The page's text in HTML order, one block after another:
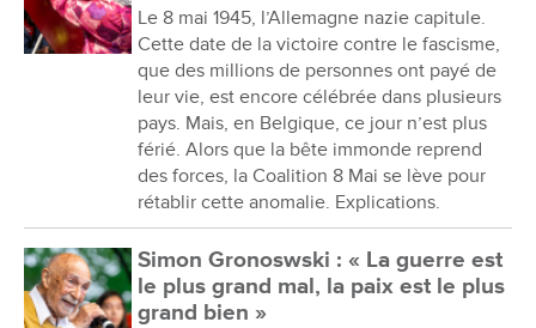
Le 8 mai 1945, l’Allemagne nazie capitule.
Cette date de la victoire contre le fascisme,
que des millions de personnes ont payé de
leur vie, est encore célébrée dans plusieurs
pays. Mais, en Belgique, ce jour n’est plus
férié. Alors que la bête immonde reprend
des forces, la Coalition 8 Mai se lève pour
rétablir cette anomalie. Explications.
Simon Gronoswski : « La guerre est
le plus grand mal, la paix est le plus
grand bien »